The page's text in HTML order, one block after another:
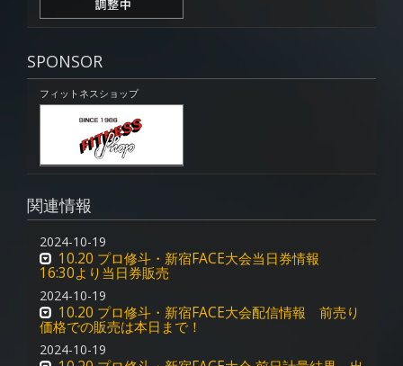
SPONSOR
フィットネスショップ
関連情報
2024-10-19
10.20 プロ修斗・新宿FACE大会当日券情報
16:30より当日券販売
2024-10-19
10.20 プロ修斗・新宿FACE大会配信情報 前売り
価格での販売は本日まで！
2024-10-19